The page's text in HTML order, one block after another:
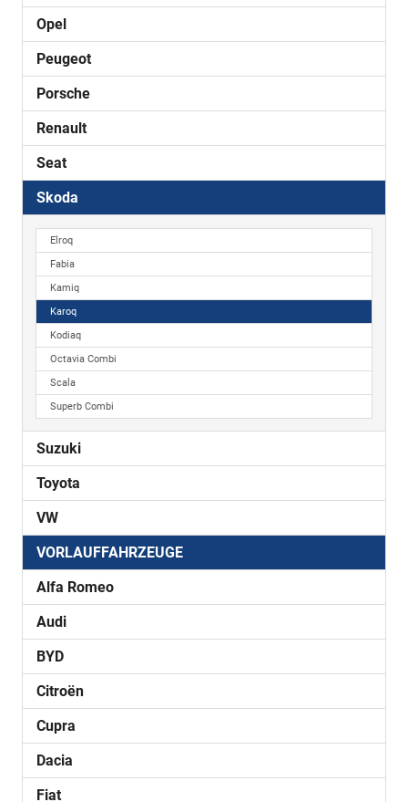
Opel
Peugeot
Porsche
Renault
Seat
Skoda
Elroq
Fabia
Kamiq
Karoq
Kodiaq
Octavia Combi
Scala
Superb Combi
Suzuki
Toyota
VW
VORLAUFFAHRZEUGE
Alfa Romeo
Audi
BYD
Citroën
Cupra
Dacia
Fiat